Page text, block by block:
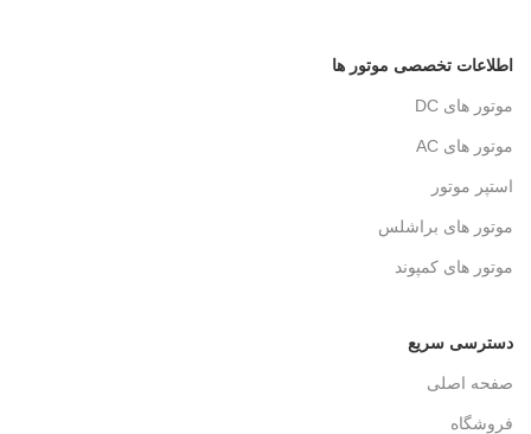
اطلاعات تخصصی موتور ها
موتور های DC
موتور های AC
استپر موتور
موتور های براشلس
موتور های کمپوند
دسترسی سریع
صفحه اصلی
فروشگاه